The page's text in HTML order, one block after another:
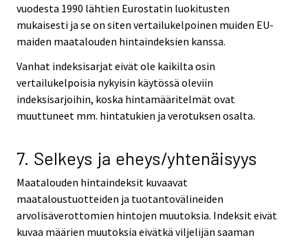
vuodesta 1990 lähtien Eurostatin luokitusten
mukaisesti ja se on siten vertailukelpoinen muiden EU-
maiden maatalouden hintaindeksien kanssa.
Vanhat indeksisarjat eivät ole kaikilta osin
vertailukelpoisia nykyisin käytössä oleviin
indeksisarjoihin, koska hintamääritelmät ovat
muuttuneet mm. hintatukien ja verotuksen osalta.
7. Selkeys ja eheys/yhtenäisyys
Maatalouden hintaindeksit kuvaavat
maataloustuotteiden ja tuotantovälineiden
arvolisäverottomien hintojen muutoksia. Indeksit eivät
kuvaa määrien muutoksia eivätkä viljelijän saaman